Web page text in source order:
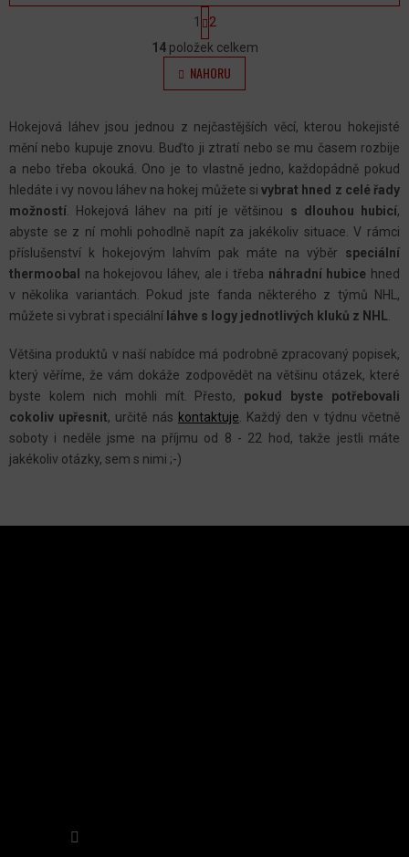
O
V
L
Á
D
A
C
Í
P
R
V
K
V
Ý
P
I
S
S
T
R
Á
N
K
V
Á
N
Í
1
2
14položek celkem
NAHORU
Hokejová láhev jsou jednou z nejčastějších věcí, kterou hokejisté
mění nebo kupuje znovu. Buďto ji ztratí nebo se mu časem rozbije
a nebo třeba okouká. Ono je to vlastně jedno, každopádně pokud
hledáte i vy novou láhev na hokej můžete sivybrat hned z celé řady
možností . Hokejová láhev na pití je většinou s dlouhou hubicí,
abyste se z ní mohli pohodlně napít za jakékoliv situace. V rámci
příslušenství k hokejovým lahvím pak máte na výběr speciální
thermoobal
na hokejovou láhev, ale i třeba náhradní hubice hned
v několika variantách. Pokud jste fanda některého z týmů NHL,
můžete si vybrat i speciální láhve s logy jednotlivých kluků z NHL
Většina produktů v naší nabídce má podrobně zpracovaný popisek,
který věříme, že vám dokáže zodpovědět na většinu otázek, které
byste kolem nich mohli mít. Přesto, pokud byste potřebovali
cokoliv upřesnit, určitě nás kontaktuje
Každý den v týdnu včetně
soboty i neděle jsme na příjmu od 8 - 22 hod, takže jestli máte
jakékoliv otázky, sem s nimi ;-)
Z